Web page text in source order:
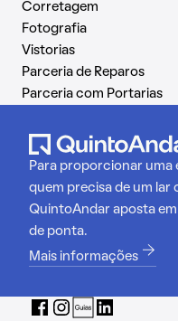
Corretagem
Fotografia
Vistorias
Parceria de Reparos
Parceria com Portarias
Para proporcionar uma
quem precisa de um lar
QuintoAndar aposta
de ponta.
Mais informações